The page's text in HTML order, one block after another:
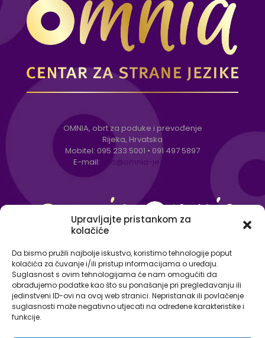
Upravljajte pristankom za
kolačiće
Da bismo pružili najbolje iskustvo, koristimo tehnologije poput
kolačića za čuvanje i/ili pristup informacijama o uređaju.
Suglasnost s ovim tehnologijama će nam omogućiti da
obrađujemo podatke kao što su ponašanje pri pregledavanju ili
jedinstveni ID-ovi na ovoj web stranici. Nepristanak ili povlačenje
suglasnosti može negativno utjecati na određene karakteristike i
funkcije.
OMNIA, obrt za poduke i prevođenje
Rijeka, Hrvatska
Mobitel: 095 233 5001 • 091 497 5897
E-mail:
info@omnia-jezici.com